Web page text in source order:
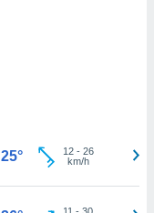
25° 12- 26
km/h
11 - 30